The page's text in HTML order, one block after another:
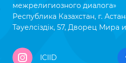
межрелигиозного диалога»
Республика Казахстан, г.
Тәуелсіздік, 57, Дворец Мира
ICIID